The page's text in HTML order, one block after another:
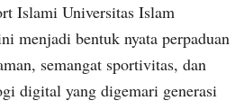
Islami Universitas Islam
menjadi bentuk nyata perpaduan
semangat sportivitas, dan
digital yang digemari generasi